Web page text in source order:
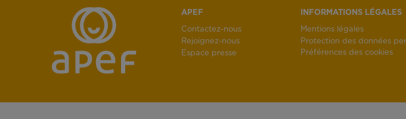
APEF
Contactez-nous
Rejoignez-nous
Espace presse
INFORMATIONS LÉGALES
Mentions légales
Protection des données
Préférences des cookies